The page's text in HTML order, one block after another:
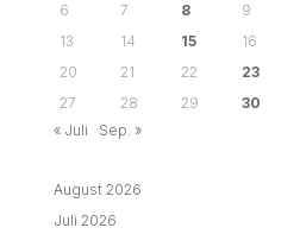
6
7 8 9
13
14 15 16
20
21 22 23
27
28 29 30
« Juli
Sep. »
August 2026
Juli 2026